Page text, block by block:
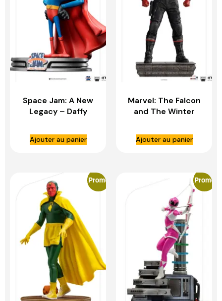
Space Jam: A New
Legacy – Daffy
Scale Statue – IRON
STUDIOS
Ajouter au panier
Marvel: The Falcon
and The Winter
Walker (U.S Agent)
1:10 Scale Statue –
Ajouter au panier
Promo Promo